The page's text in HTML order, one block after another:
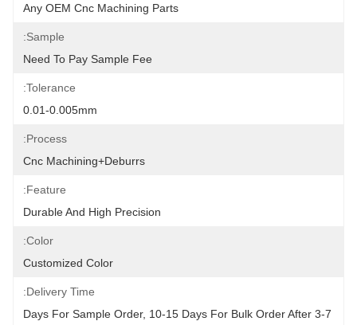
Any OEM Cnc Machining Parts
Sample:
Need To Pay Sample Fee
Tolerance:
0.01-0.005mm
Process:
Cnc Machining+deburrs
Feature:
Durable And High Precision
Color:
Customized Color
Delivery Time:
3-7 Days For Sample Order, 10-15 Days For Bulk Order After